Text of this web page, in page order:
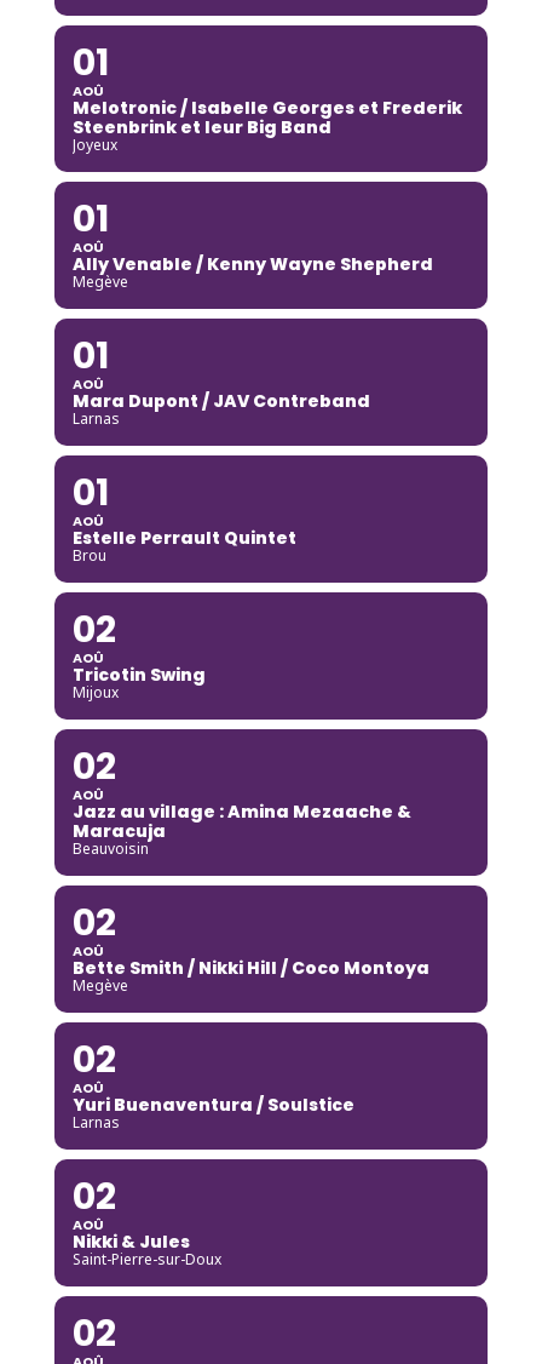
01
AOÛ
Melotronic / Isabelle Georges et Frederik
Steenbrink et leur Big Band
Joyeux
01
AOÛ
Ally Venable / Kenny Wayne Shepherd
Megève
01
AOÛ
Mara Dupont / JAV Contreband
Larnas
01
AOÛ
Estelle Perrault Quintet
Brou
02
AOÛ
Tricotin Swing
Mijoux
02
AOÛ
Jazz au village : Amina Mezaache &
Maracuja
Beauvoisin
02
AOÛ
Bette Smith / Nikki Hill / Coco Montoya
Megève
02
AOÛ
Yuri Buenaventura / Soulstice
Larnas
02
AOÛ
Nikki & Jules
Saint-Pierre-sur-Doux
02